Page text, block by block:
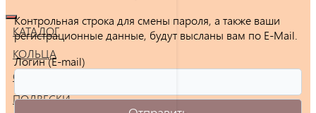
КАТАЛОГ
КОЛЬЦА
СЕРЬГИ
ПОДВЕСКИ
Контрольная строка для смены пароля, а также ваши
регистрационные данные, будут высланы вам по E-Mail.
Логин (E-mail)